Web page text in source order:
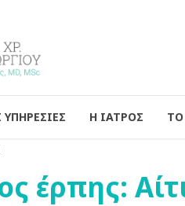
ΥΠΗΡΕΣΙΕΣ Η ΙΑΤΡΟΣ ΤΟ
έρπης: